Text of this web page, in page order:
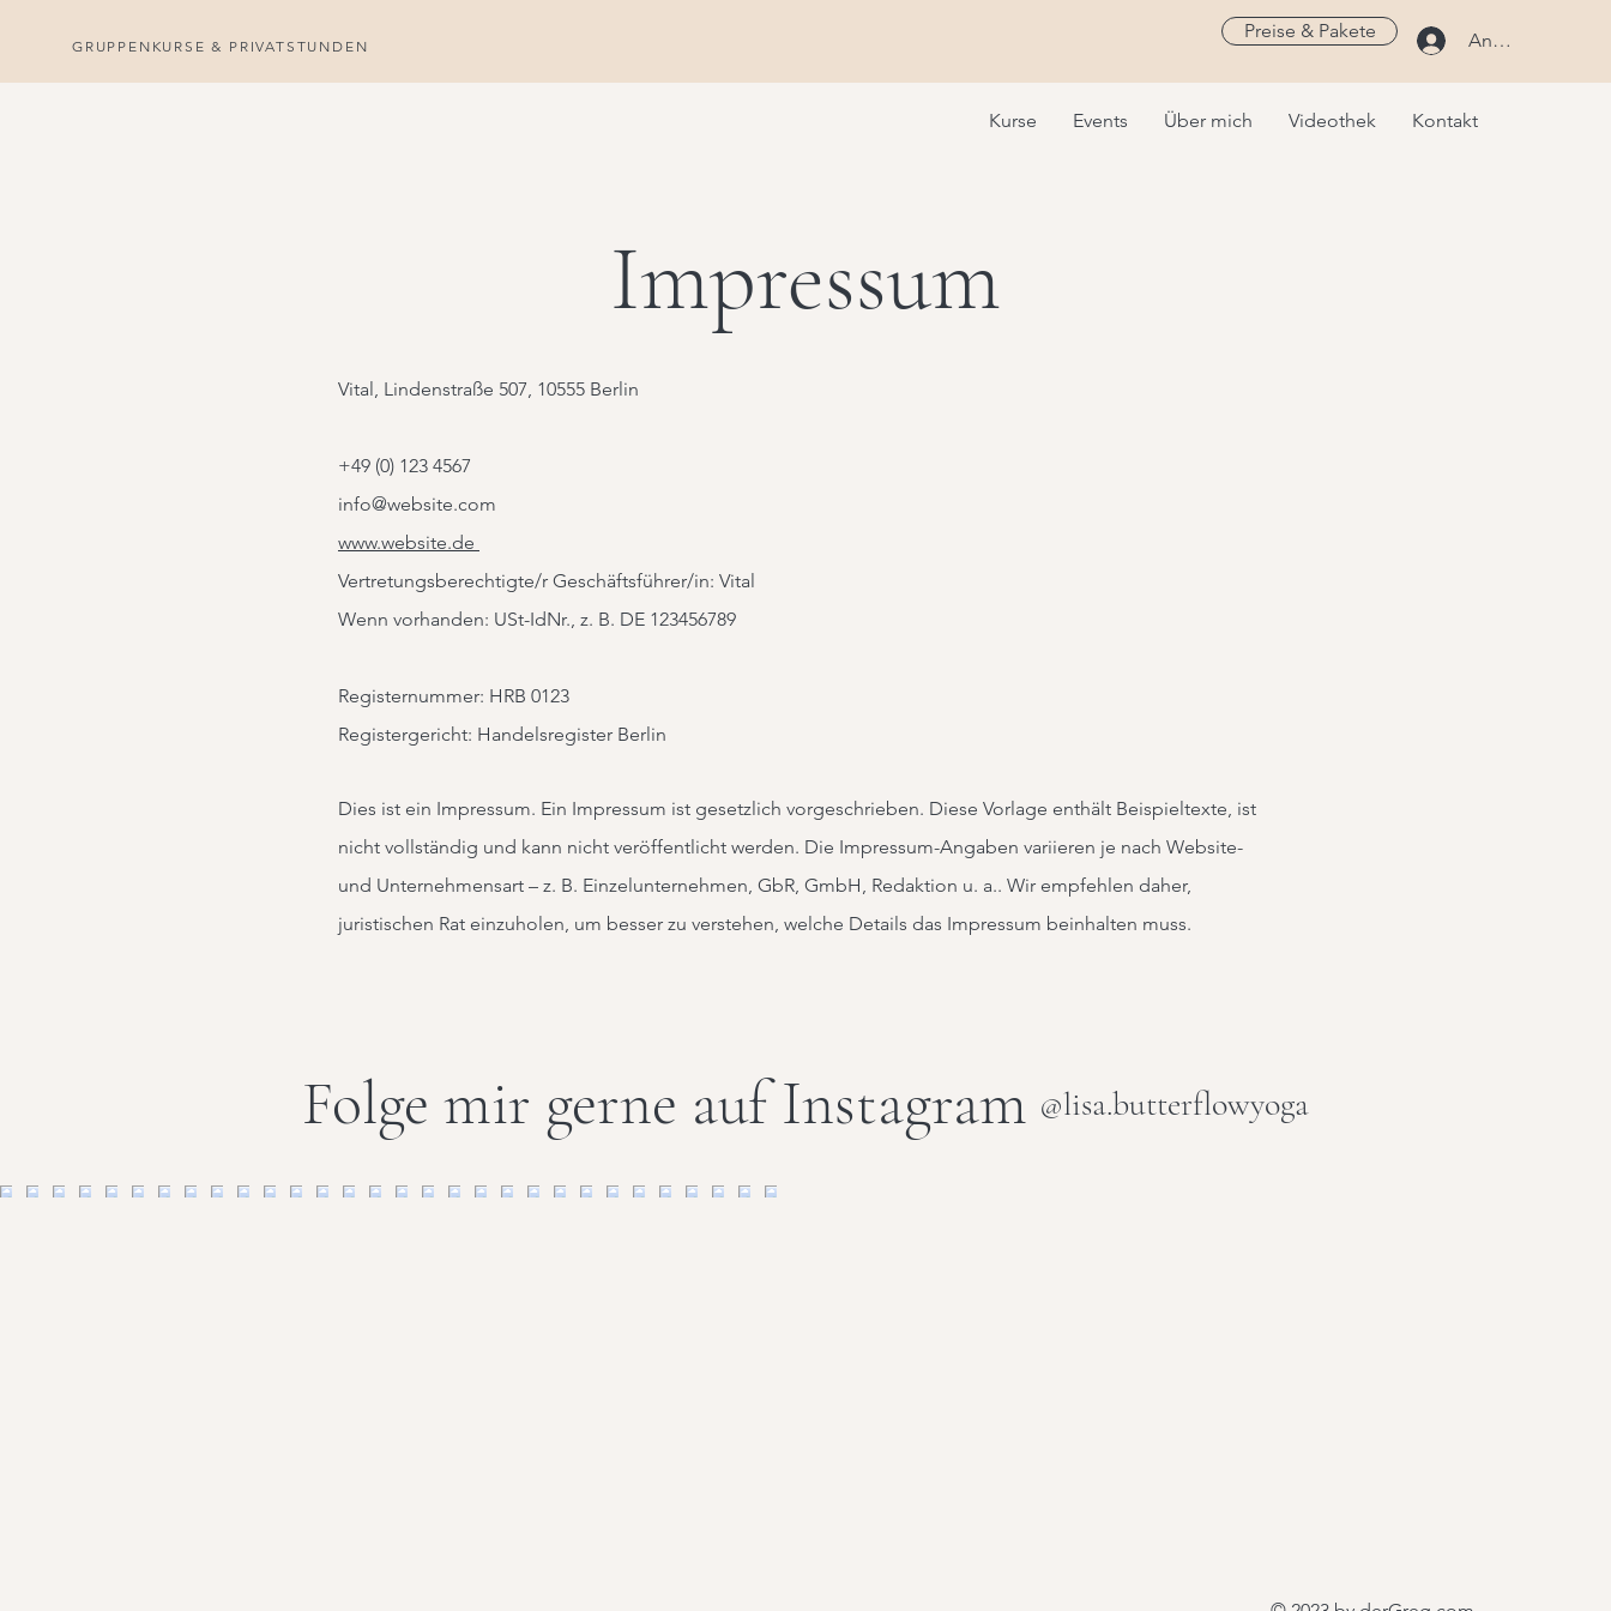
GRUPPENKURSE & PRIVATSTUNDEN
Preise & Pakete Anmelden
Kurse Events Über mich Videothek Kontakt
Impressum
Vital, Lindenstraße 507, 10555 Berlin
+49 (0) 123 4567
info@website.com
www.website.de
Vertretungsberechtigte/r Geschäftsführer/in: Vital
Wenn vorhanden: USt-IdNr., z. B. DE 123456789
Registernummer: HRB 0123
Registergericht: Handelsregister Berlin
Dies ist ein Impressum. Ein Impressum ist gesetzlich vorgeschrieben. Diese Vorlage enthält Beispieltexte, ist
nicht vollständig und kann nicht veröffentlicht werden. Die Impressum-Angaben variieren je nach Website-
und Unternehmensart – z. B. Einzelunternehmen, GbR, GmbH, Redaktion u. a.. Wir empfehlen daher,
juristischen Rat einzuholen, um besser zu verstehen, welche Details das Impressum beinhalten muss.
Folge mir gerne auf Instagram @lisa.butterflowyoga